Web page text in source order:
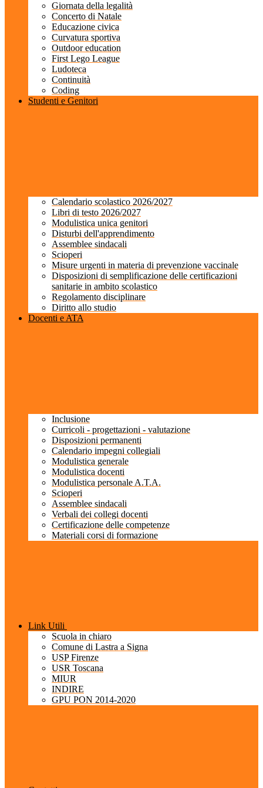
Giornata della legalità
Concerto di Natale
Educazione civica
Curvatura sportiva
Outdoor education
First Lego League
Ludoteca
Continuità
Coding
Studenti e Genitori
Calendario scolastico 2026/2027
Libri di testo 2026/2027
Modulistica unica genitori
Disturbi dell'apprendimento
Assemblee sindacali
Scioperi
Misure urgenti in materia di prevenzione vaccinale
Disposizioni di semplificazione delle certificazioni
sanitarie in ambito scolastico
Regolamento disciplinare
Diritto allo studio
Docenti e ATA
Inclusione
Curricoli - progettazioni - valutazione
Disposizioni permanenti
Calendario impegni collegiali
Modulistica generale
Modulistica docenti
Modulistica personale A.T.A.
Scioperi
Assemblee sindacali
Verbali dei collegi docenti
Certificazione delle competenze
Materiali corsi di formazione
Link Utili
Scuola in chiaro
Comune di Lastra a Signa
USP Firenze
USR Toscana
MIUR
INDIRE
GPU PON 2014-2020